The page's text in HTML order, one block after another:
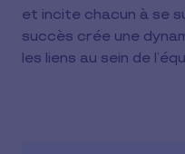
et incite chacun à se
succès crée une
les liens au sein de